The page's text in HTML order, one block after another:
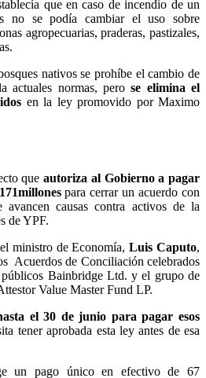
que en caso de incendio de un
se podía cambiar el uso sobre
agropecuarias, praderas, pastizales,
nativos se prohíbe el cambio de
actuales normas, perose elimina el
en la ley promovido por Maximo
que autoriza al Gobierno a pagar
para cerrar un acuerdo con
causas contra activos de la
de YPF.
ministro de Economía, Luis Caputo,
Acuerdos de Conciliación celebrados
Bainbridge Ltd. y el grupo de
Value Master Fund LP.
el 30 de junio para pagar esos
tener aprobada esta ley antes de esa
un pago único en efectivo de 67